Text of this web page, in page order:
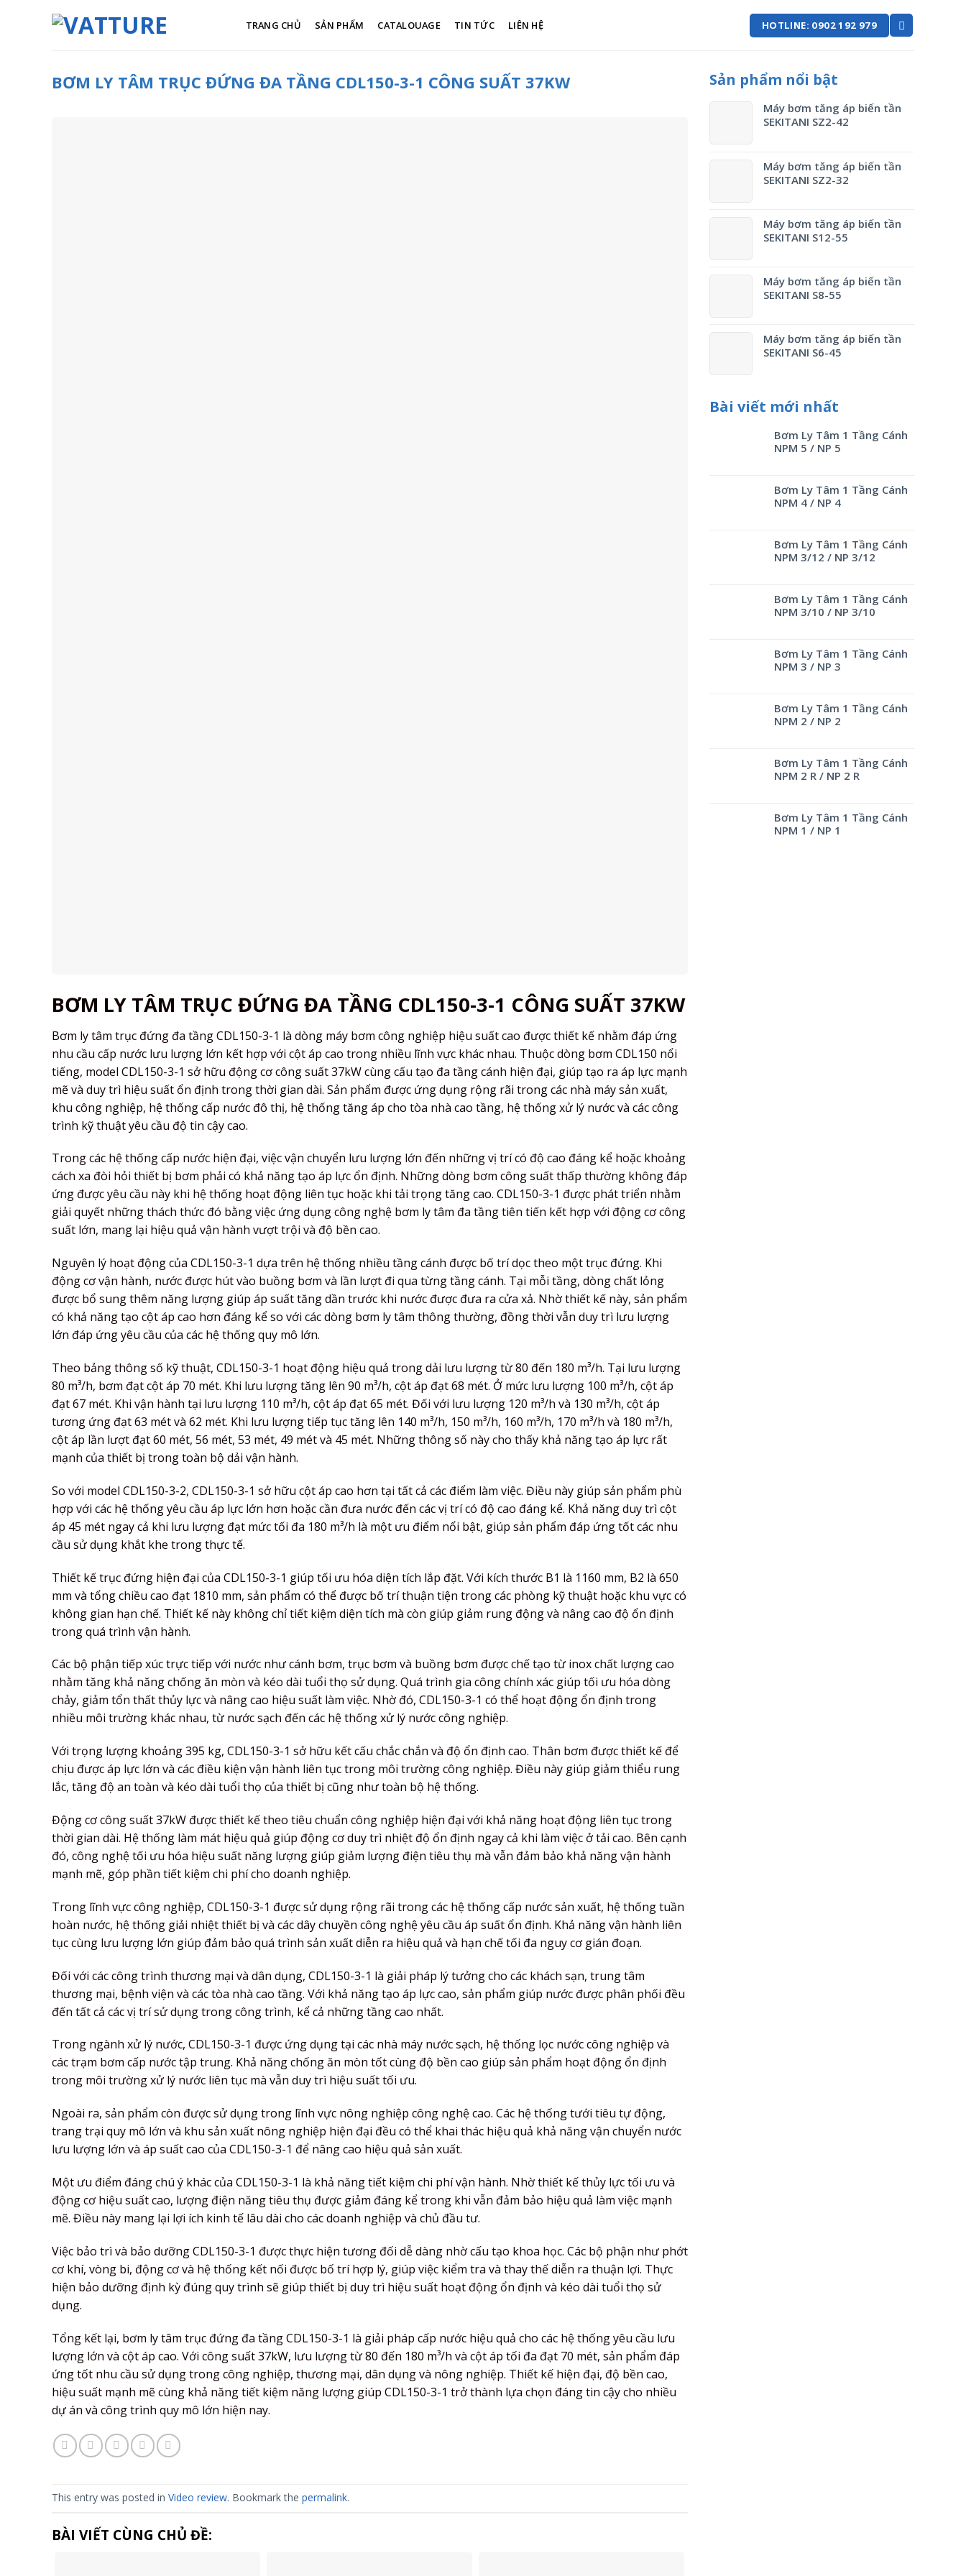
TRANG CHỦ SẢN PHẨM CATALOUAGE TIN TỨC LIÊN HỆ HOTLINE: 0902 192 979
BƠM LY TÂM TRỤC ĐỨNG ĐA TẦNG CDL150-3-1 CÔNG SUẤT 37KW
BƠM LY TÂM TRỤC ĐỨNG ĐA TẦNG CDL150-3-1 CÔNG SUẤT 37KW
Bơm ly tâm trục đứng đa tầng CDL150-3-1 là dòng máy bơm công nghiệp hiệu suất cao được thiết kế nhằm đáp ứng
nhu cầu cấp nước lưu lượng lớn kết hợp với cột áp cao trong nhiều lĩnh vực khác nhau. Thuộc dòng bơm CDL150 nổi
tiếng, model CDL150-3-1 sở hữu động cơ công suất 37kW cùng cấu tạo đa tầng cánh hiện đại, giúp tạo ra áp lực mạnh
mẽ và duy trì hiệu suất ổn định trong thời gian dài. Sản phẩm được ứng dụng rộng rãi trong các nhà máy sản xuất,
khu công nghiệp, hệ thống cấp nước đô thị, hệ thống tăng áp cho tòa nhà cao tầng, hệ thống xử lý nước và các công
trình kỹ thuật yêu cầu độ tin cậy cao.
Trong các hệ thống cấp nước hiện đại, việc vận chuyển lưu lượng lớn đến những vị trí có độ cao đáng kể hoặc khoảng
cách xa đòi hỏi thiết bị bơm phải có khả năng tạo áp lực ổn định. Những dòng bơm công suất thấp thường không đáp
ứng được yêu cầu này khi hệ thống hoạt động liên tục hoặc khi tải trọng tăng cao. CDL150-3-1 được phát triển nhằm
giải quyết những thách thức đó bằng việc ứng dụng công nghệ bơm ly tâm đa tầng tiên tiến kết hợp với động cơ công
suất lớn, mang lại hiệu quả vận hành vượt trội và độ bền cao.
Nguyên lý hoạt động của CDL150-3-1 dựa trên hệ thống nhiều tầng cánh được bố trí dọc theo một trục đứng. Khi
động cơ vận hành, nước được hút vào buồng bơm và lần lượt đi qua từng tầng cánh. Tại mỗi tầng, dòng chất lỏng
được bổ sung thêm năng lượng giúp áp suất tăng dần trước khi nước được đưa ra cửa xả. Nhờ thiết kế này, sản phẩm
có khả năng tạo cột áp cao hơn đáng kể so với các dòng bơm ly tâm thông thường, đồng thời vẫn duy trì lưu lượng
lớn đáp ứng yêu cầu của các hệ thống quy mô lớn.
Theo bảng thông số kỹ thuật, CDL150-3-1 hoạt động hiệu quả trong dải lưu lượng từ 80 đến 180 m³/h. Tại lưu lượng
80 m³/h, bơm đạt cột áp 70 mét. Khi lưu lượng tăng lên 90 m³/h, cột áp đạt 68 mét. Ở mức lưu lượng 100 m³/h, cột áp
đạt 67 mét. Khi vận hành tại lưu lượng 110 m³/h, cột áp đạt 65 mét. Đối với lưu lượng 120 m³/h và 130 m³/h, cột áp
tương ứng đạt 63 mét và 62 mét. Khi lưu lượng tiếp tục tăng lên 140 m³/h, 150 m³/h, 160 m³/h, 170 m³/h và 180 m³/h,
cột áp lần lượt đạt 60 mét, 56 mét, 53 mét, 49 mét và 45 mét. Những thông số này cho thấy khả năng tạo áp lực rất
mạnh của thiết bị trong toàn bộ dải vận hành.
So với model CDL150-3-2, CDL150-3-1 sở hữu cột áp cao hơn tại tất cả các điểm làm việc. Điều này giúp sản phẩm phù
hợp với các hệ thống yêu cầu áp lực lớn hơn hoặc cần đưa nước đến các vị trí có độ cao đáng kể. Khả năng duy trì cột
áp 45 mét ngay cả khi lưu lượng đạt mức tối đa 180 m³/h là một ưu điểm nổi bật, giúp sản phẩm đáp ứng tốt các nhu
cầu sử dụng khắt khe trong thực tế.
Thiết kế trục đứng hiện đại của CDL150-3-1 giúp tối ưu hóa diện tích lắp đặt. Với kích thước B1 là 1160 mm, B2 là 650
mm và tổng chiều cao đạt 1810 mm, sản phẩm có thể được bố trí thuận tiện trong các phòng kỹ thuật hoặc khu vực có
không gian hạn chế. Thiết kế này không chỉ tiết kiệm diện tích mà còn giúp giảm rung động và nâng cao độ ổn định
trong quá trình vận hành.
Các bộ phận tiếp xúc trực tiếp với nước như cánh bơm, trục bơm và buồng bơm được chế tạo từ inox chất lượng cao
nhằm tăng khả năng chống ăn mòn và kéo dài tuổi thọ sử dụng. Quá trình gia công chính xác giúp tối ưu hóa dòng
chảy, giảm tổn thất thủy lực và nâng cao hiệu suất làm việc. Nhờ đó, CDL150-3-1 có thể hoạt động ổn định trong
nhiều môi trường khác nhau, từ nước sạch đến các hệ thống xử lý nước công nghiệp.
Với trọng lượng khoảng 395 kg, CDL150-3-1 sở hữu kết cấu chắc chắn và độ ổn định cao. Thân bơm được thiết kế để
chịu được áp lực lớn và các điều kiện vận hành liên tục trong môi trường công nghiệp. Điều này giúp giảm thiểu rung
lắc, tăng độ an toàn và kéo dài tuổi thọ của thiết bị cũng như toàn bộ hệ thống.
Động cơ công suất 37kW được thiết kế theo tiêu chuẩn công nghiệp hiện đại với khả năng hoạt động liên tục trong
thời gian dài. Hệ thống làm mát hiệu quả giúp động cơ duy trì nhiệt độ ổn định ngay cả khi làm việc ở tải cao. Bên cạnh
đó, công nghệ tối ưu hóa hiệu suất năng lượng giúp giảm lượng điện tiêu thụ mà vẫn đảm bảo khả năng vận hành
mạnh mẽ, góp phần tiết kiệm chi phí cho doanh nghiệp.
Trong lĩnh vực công nghiệp, CDL150-3-1 được sử dụng rộng rãi trong các hệ thống cấp nước sản xuất, hệ thống tuần
hoàn nước, hệ thống giải nhiệt thiết bị và các dây chuyền công nghệ yêu cầu áp suất ổn định. Khả năng vận hành liên
tục cùng lưu lượng lớn giúp đảm bảo quá trình sản xuất diễn ra hiệu quả và hạn chế tối đa nguy cơ gián đoạn.
Đối với các công trình thương mại và dân dụng, CDL150-3-1 là giải pháp lý tưởng cho các khách sạn, trung tâm
thương mại, bệnh viện và các tòa nhà cao tầng. Với khả năng tạo áp lực cao, sản phẩm giúp nước được phân phối đều
đến tất cả các vị trí sử dụng trong công trình, kể cả những tầng cao nhất.
Trong ngành xử lý nước, CDL150-3-1 được ứng dụng tại các nhà máy nước sạch, hệ thống lọc nước công nghiệp và
các trạm bơm cấp nước tập trung. Khả năng chống ăn mòn tốt cùng độ bền cao giúp sản phẩm hoạt động ổn định
trong môi trường xử lý nước liên tục mà vẫn duy trì hiệu suất tối ưu.
Ngoài ra, sản phẩm còn được sử dụng trong lĩnh vực nông nghiệp công nghệ cao. Các hệ thống tưới tiêu tự động,
trang trại quy mô lớn và khu sản xuất nông nghiệp hiện đại đều có thể khai thác hiệu quả khả năng vận chuyển nước
lưu lượng lớn và áp suất cao của CDL150-3-1 để nâng cao hiệu quả sản xuất.
Một ưu điểm đáng chú ý khác của CDL150-3-1 là khả năng tiết kiệm chi phí vận hành. Nhờ thiết kế thủy lực tối ưu và
động cơ hiệu suất cao, lượng điện năng tiêu thụ được giảm đáng kể trong khi vẫn đảm bảo hiệu quả làm việc mạnh
mẽ. Điều này mang lại lợi ích kinh tế lâu dài cho các doanh nghiệp và chủ đầu tư.
Việc bảo trì và bảo dưỡng CDL150-3-1 được thực hiện tương đối dễ dàng nhờ cấu tạo khoa học. Các bộ phận như phớt
cơ khí, vòng bi, động cơ và hệ thống kết nối được bố trí hợp lý, giúp việc kiểm tra và thay thế diễn ra thuận lợi. Thực
hiện bảo dưỡng định kỳ đúng quy trình sẽ giúp thiết bị duy trì hiệu suất hoạt động ổn định và kéo dài tuổi thọ sử
dụng.
Tổng kết lại, bơm ly tâm trục đứng đa tầng CDL150-3-1 là giải pháp cấp nước hiệu quả cho các hệ thống yêu cầu lưu
lượng lớn và cột áp cao. Với công suất 37kW, lưu lượng từ 80 đến 180 m³/h và cột áp tối đa đạt 70 mét, sản phẩm đáp
ứng tốt nhu cầu sử dụng trong công nghiệp, thương mại, dân dụng và nông nghiệp. Thiết kế hiện đại, độ bền cao,
hiệu suất mạnh mẽ cùng khả năng tiết kiệm năng lượng giúp CDL150-3-1 trở thành lựa chọn đáng tin cậy cho nhiều
dự án và công trình quy mô lớn hiện nay.
This entry was posted in Video review. Bookmark the permalink.
BÀI VIẾT CÙNG CHỦ ĐỀ:
Sản phẩm nổi bật
Máy bơm tăng áp biến tần
SEKITANI SZ2-42
Máy bơm tăng áp biến tần
SEKITANI SZ2-32
Máy bơm tăng áp biến tần
SEKITANI S12-55
Máy bơm tăng áp biến tần
SEKITANI S8-55
Máy bơm tăng áp biến tần
SEKITANI S6-45
Bài viết mới nhất
Bơm Ly Tâm 1 Tầng Cánh
NPM 5 / NP 5
Bơm Ly Tâm 1 Tầng Cánh
NPM 4 / NP 4
Bơm Ly Tâm 1 Tầng Cánh
NPM 3/12 / NP 3/12
Bơm Ly Tâm 1 Tầng Cánh
NPM 3/10 / NP 3/10
Bơm Ly Tâm 1 Tầng Cánh
NPM 3 / NP 3
Bơm Ly Tâm 1 Tầng Cánh
NPM 2 / NP 2
Bơm Ly Tâm 1 Tầng Cánh
NPM 2 R / NP 2 R
Bơm Ly Tâm 1 Tầng Cánh
NPM 1 / NP 1